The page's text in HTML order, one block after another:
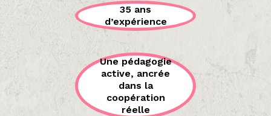
35 ans
d’expérience
Une pédagogie
active, ancrée
dans la
coopération
réelle